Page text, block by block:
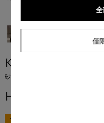
KMKT 2040-3
砂鍋（20 厘米 / 4 升） 由堅固的優質
HK$ 1,650.00
僅